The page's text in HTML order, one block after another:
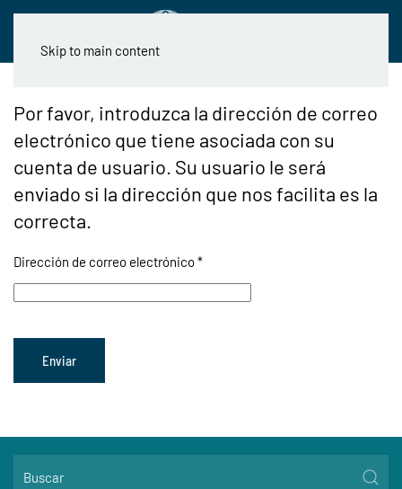
Skip to main content
Por favor, introduzca la dirección de correo
electrónico que tiene asociada con su
cuenta de usuario. Su usuario le será
enviado si la dirección que nos facilita es la
correcta.
Dirección de correo electrónico*
Enviar